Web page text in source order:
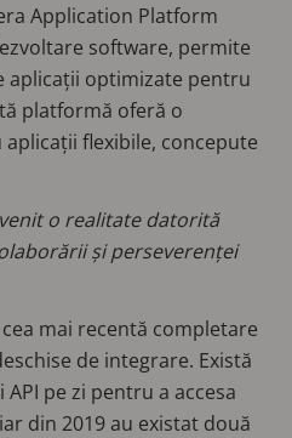
Application Platform
software, permite
aplicații optimizate pentru
platformă oferă o
flexibile, concepute
o realitate datorită
și perseverenței
mai recentă completare
de integrare. Există
pe zi pentru a accesa
din 2019 au existat două